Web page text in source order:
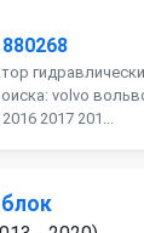
volvo
2017 201...